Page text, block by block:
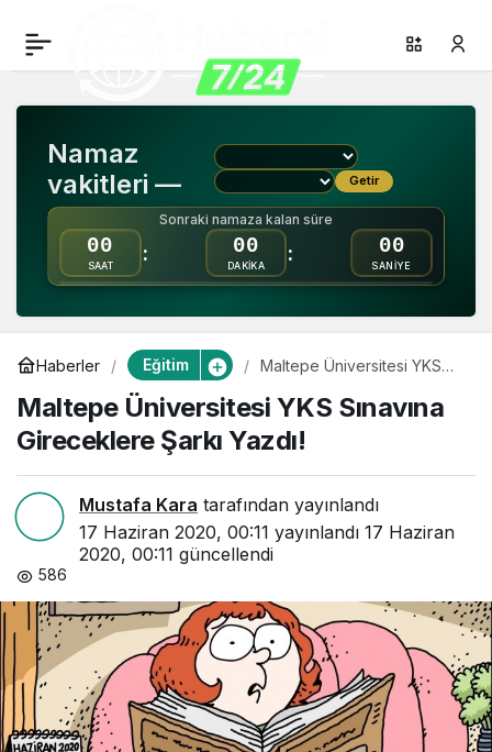
Namaz
vakitleri —
Getir
Sonraki namaza kalan süre
00
SAAT
: 00
DAKİKA
: 00
SANİYE
Haberler Eğitim
Maltepe Üniversitesi YKS
Yazdı!
Maltepe Üniversitesi YKS Sınavına
Gireceklere Şarkı Yazdı!
Mustafa Kara tarafından yayınlandı
17 Haziran 2020, 00:11 yayınlandı 17 Haziran
2020, 00:11 güncellendi
586
Maltepe Üniversitesi
Gireceklere Şarkı Yazdı!
Paylaş